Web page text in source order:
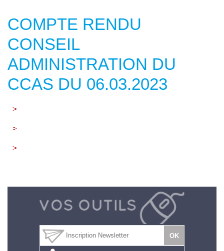
COMPTE RENDU
CONSEIL
ADMINISTRATION DU
CCAS DU 06.03.2023
>
>
>